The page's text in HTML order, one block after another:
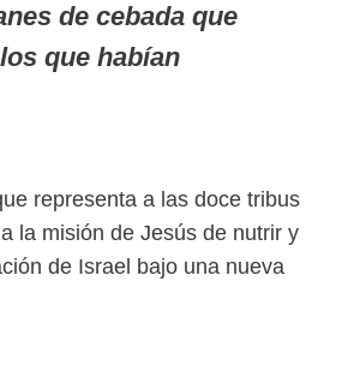
de cebada que
que habían
representa a las doce tribus
la misión de Jesús de nutrir y
de Israel bajo una nueva